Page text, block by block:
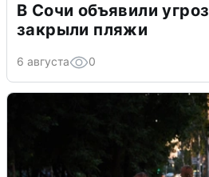
В Сочи объявили
закрыли пляжи
6 августа 0